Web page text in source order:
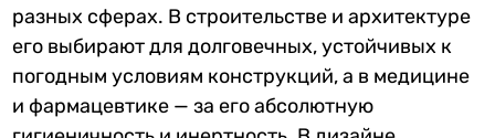
разных сферах. В строительстве и архитектуре
его выбирают для долговечных, устойчивых к
погодным условиям конструкций, а в медицине
и фармацевтике — за его абсолютную